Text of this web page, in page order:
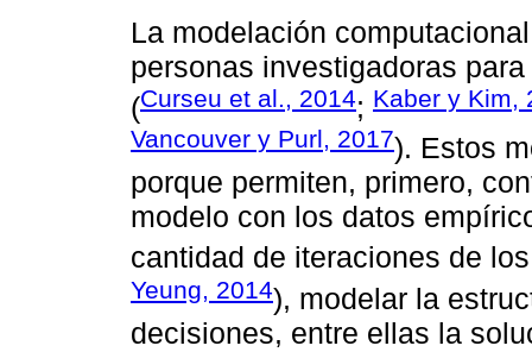
La modelación
personas investigadoras
(Curseu et al., 2014; Kaber y Kim,
Vancouver y Purl, 2017). Estos
porque permiten, primero,
modelo con los datos
cantidad de iteraciones de
Yeung, 2014), modelar la
decisiones, entre ellas la